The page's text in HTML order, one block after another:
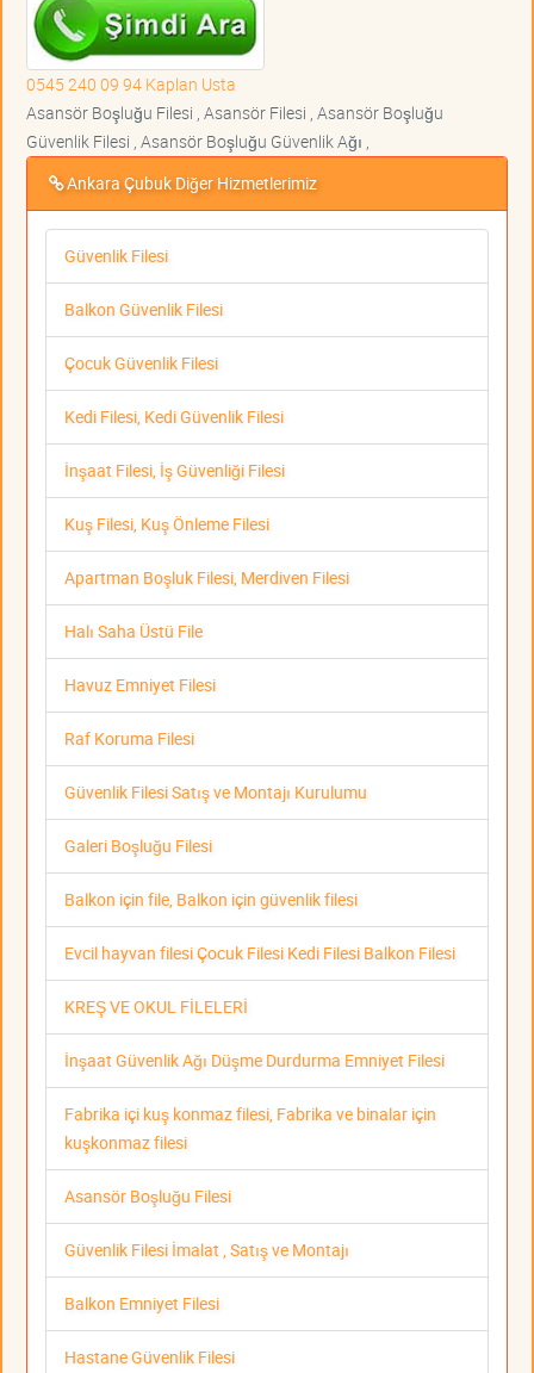
0545 240 09 94 Kaplan Usta
Asansör Boşluğu Filesi , Asansör Filesi , Asansör Boşluğu
Güvenlik Filesi , Asansör Boşluğu Güvenlik Ağı ,
Ankara Çubuk Diğer Hizmetlerimiz
Güvenlik Filesi
Balkon Güvenlik Filesi
Çocuk Güvenlik Filesi
Kedi Filesi, Kedi Güvenlik Filesi
İnşaat Filesi, İş Güvenliği Filesi
Kuş Filesi, Kuş Önleme Filesi
Apartman Boşluk Filesi, Merdiven Filesi
Halı Saha Üstü File
Havuz Emniyet Filesi
Raf Koruma Filesi
Güvenlik Filesi Satış ve Montajı Kurulumu
Galeri Boşluğu Filesi
Balkon için file, Balkon için güvenlik filesi
Evcil hayvan filesi Çocuk Filesi Kedi Filesi Balkon Filesi
KREŞ VE OKUL FİLELERİ
İnşaat Güvenlik Ağı Düşme Durdurma Emniyet Filesi
Fabrika içi kuş konmaz filesi, Fabrika ve binalar için
kuşkonmaz filesi
Asansör Boşluğu Filesi
Güvenlik Filesi İmalat , Satış ve Montajı
Balkon Emniyet Filesi
Hastane Güvenlik Filesi